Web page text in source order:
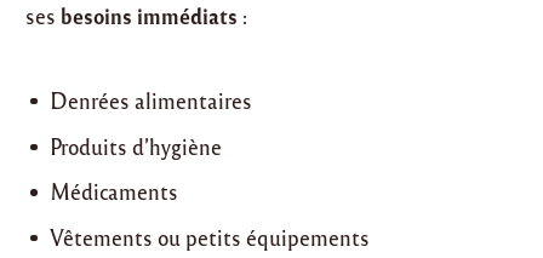
sesbesoins immédiats :
Denrées alimentaires
Produits d’hygiène
Médicaments
Vêtements ou petits équipements